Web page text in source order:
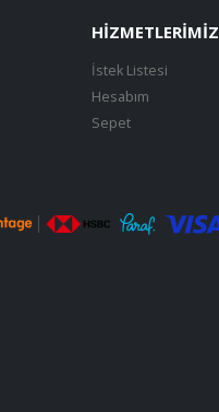
HIZMETLERIMIZ
İstek Listesi
Hesabım
Sepet